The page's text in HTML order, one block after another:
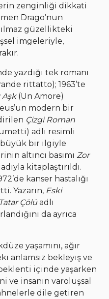
zenginliği dikkati
Drago’nun
güzellikteki
imgeleriyle,
yazdığı tek romanı
rittatto); 1963’te
Aşk (Un Amore)
modern bir
Çizgi Roman
adlı resimli
büyük bir ilgiyle
altıncı basımı Zor
kitaplaştırıldı.
kanser hastalığı
Yazarın, Eski
Tatar Çölü adlı
da ayrıca
yaşamını, ağır
anlamsız bekleyiş ve
içinde yaşarken
ve insanın varoluşsal
dile getiren